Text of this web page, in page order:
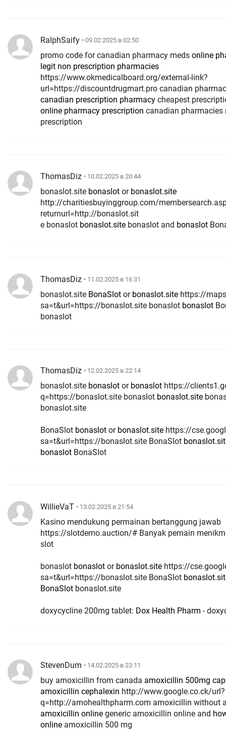
RalphSaify • 09.02.2025 в 02:50
promo code for canadian pharmacy meds online
legit non prescription pharmacies
https://www.okmedicalboard.org/external-link?
url=https://discountdrugmart.pro canadian
canadian prescription pharmacy cheapest
online pharmacy prescription canadian pharmacies
prescription
ThomasDiz • 10.02.2025 в 20:44
bonaslot.site bonaslot or bonaslot.site
http://charitiesbuyinggroup.com/
returnurl=http://bonaslot.sit
e bonaslot bonaslot.site bonaslot and bonaslot
ThomasDiz • 11.02.2025 в 16:31
bonaslot.site BonaSlot or bonaslot.site
sa=t&url=https://bonaslot.site bonaslot bonaslot
bonaslot
ThomasDiz • 12.02.2025 в 22:14
bonaslot.site bonaslot or bonaslot
q=https://bonaslot.site bonaslot bonaslot.site
bonaslot.site
BonaSlot bonaslot or bonaslot.site
sa=t&url=https://bonaslot.site BonaSlot
bonaslot BonaSlot
WillieVaT • 13.02.2025 в 21:54
Kasino mendukung permainan bertanggung jawab
https://slotdemo.auction/# Banyak pemain
slot
bonaslot bonaslot or bonaslot.site
sa=t&url=https://bonaslot.site BonaSlot
BonaSlot bonaslot.site
doxycycline 200mg tablet: Dox Health Pharm -
StevenDum • 14.02.2025 в 23:11
buy amoxicillin from canada amoxicillin 500mg
amoxicillin cephalexin
q=http://amohealthpharm.com amoxicillin without
amoxicillin online generic amoxicillin online and
online amoxicillin 500 mg